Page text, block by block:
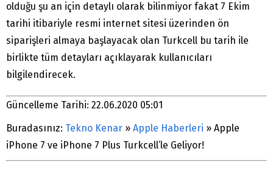
olduğu şu an için detaylı olarak bilinmiyor fakat 7 Ekim
tarihi itibariyle resmi internet sitesi üzerinden ön
siparişleri almaya başlayacak olan Turkcell bu tarih ile
birlikte tüm detayları açıklayarak kullanıcıları
bilgilendirecek.
Güncelleme Tarihi: 22.06.2020 05:01
Buradasınız: Tekno Kenar » Apple Haberleri » Apple
iPhone 7 ve iPhone 7 Plus Turkcell’le Geliyor!